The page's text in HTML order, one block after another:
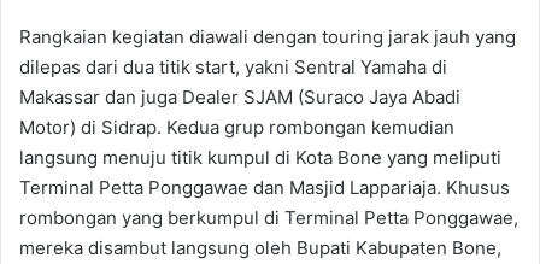
Rangkaian kegiatan diawali dengan touring jarak jauh yang
dilepas dari dua titik start, yakni Sentral Yamaha di
Makassar dan juga Dealer SJAM (Suraco Jaya Abadi
Motor) di Sidrap. Kedua grup rombongan kemudian
langsung menuju titik kumpul di Kota Bone yang meliputi
Terminal Petta Ponggawae dan Masjid Lappariaja. Khusus
rombongan yang berkumpul di Terminal Petta Ponggawae,
mereka disambut langsung oleh Bupati Kabupaten Bone,